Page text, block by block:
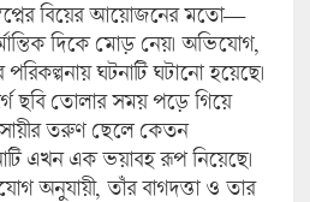
বিয়ের আয়োজনের মতো—
দিকে মোড় নেয়। অভিযোগ,
ঘটনাটি ঘটানো হয়েছে।
ছবি তোলার সময় পড়ে গিয়ে
তরুণ ছেলে কেতন
এখন এক ভয়াবহ রূপ নিয়েছে।
অনুযায়ী, তাঁর বাগদত্তা ও তার